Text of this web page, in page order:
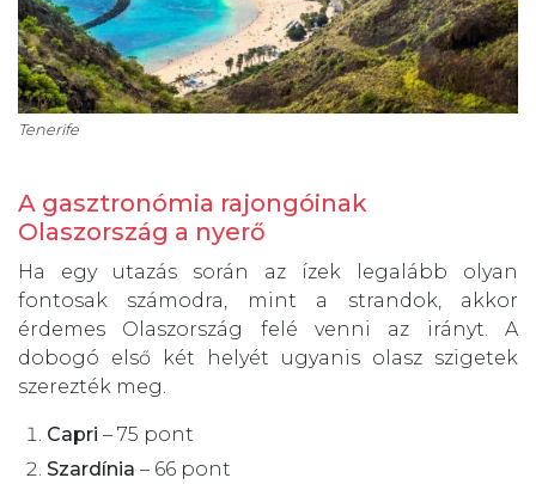
Tenerife
A gasztronómia rajongóinak
Olaszország a nyerő
Ha egy utazás során az ízek legalább olyan
fontosak számodra, mint a strandok, akkor
érdemes Olaszország felé venni az irányt. A
dobogó első két helyét ugyanis olasz szigetek
szerezték meg.
Capri – 75 pont
Szardínia – 66 pont